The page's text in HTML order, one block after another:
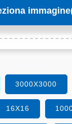
3000X3000
16X16